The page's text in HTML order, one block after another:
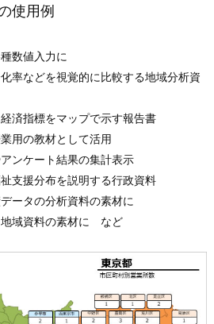
使用例
数値入力に
率などを視覚的に比較する地域分析資
済指標をマップで示す報告書
用の教材として活用
ンケート結果の集計表示
支援分布を説明する行政資料
ータの分析資料の素材に
域資料の素材に など